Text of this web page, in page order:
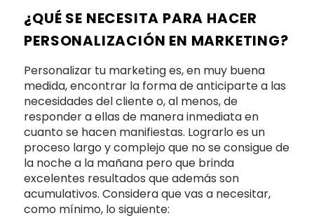
¿QUÉ SE NECESITA PARA HACER
PERSONALIZACIÓN EN MARKETING?
Personalizar tu marketing es, en muy buena
medida, encontrar la forma de anticiparte a las
necesidades del cliente o, al menos, de
responder a ellas de manera inmediata en
cuanto se hacen manifiestas. Lograrlo es un
proceso largo y complejo que no se consigue de
la noche a la mañana pero que brinda
excelentes resultados que además son
acumulativos. Considera que vas a necesitar,
como mínimo, lo siguiente: